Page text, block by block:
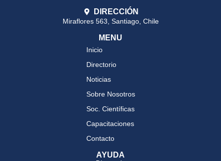
DIRECCIÓN
Miraflores 563, Santiago, Chile
MENU
Inicio
Directorio
Noticias
Sobre Nosotros
Soc. Científicas
Capacitaciones
Contacto
AYUDA